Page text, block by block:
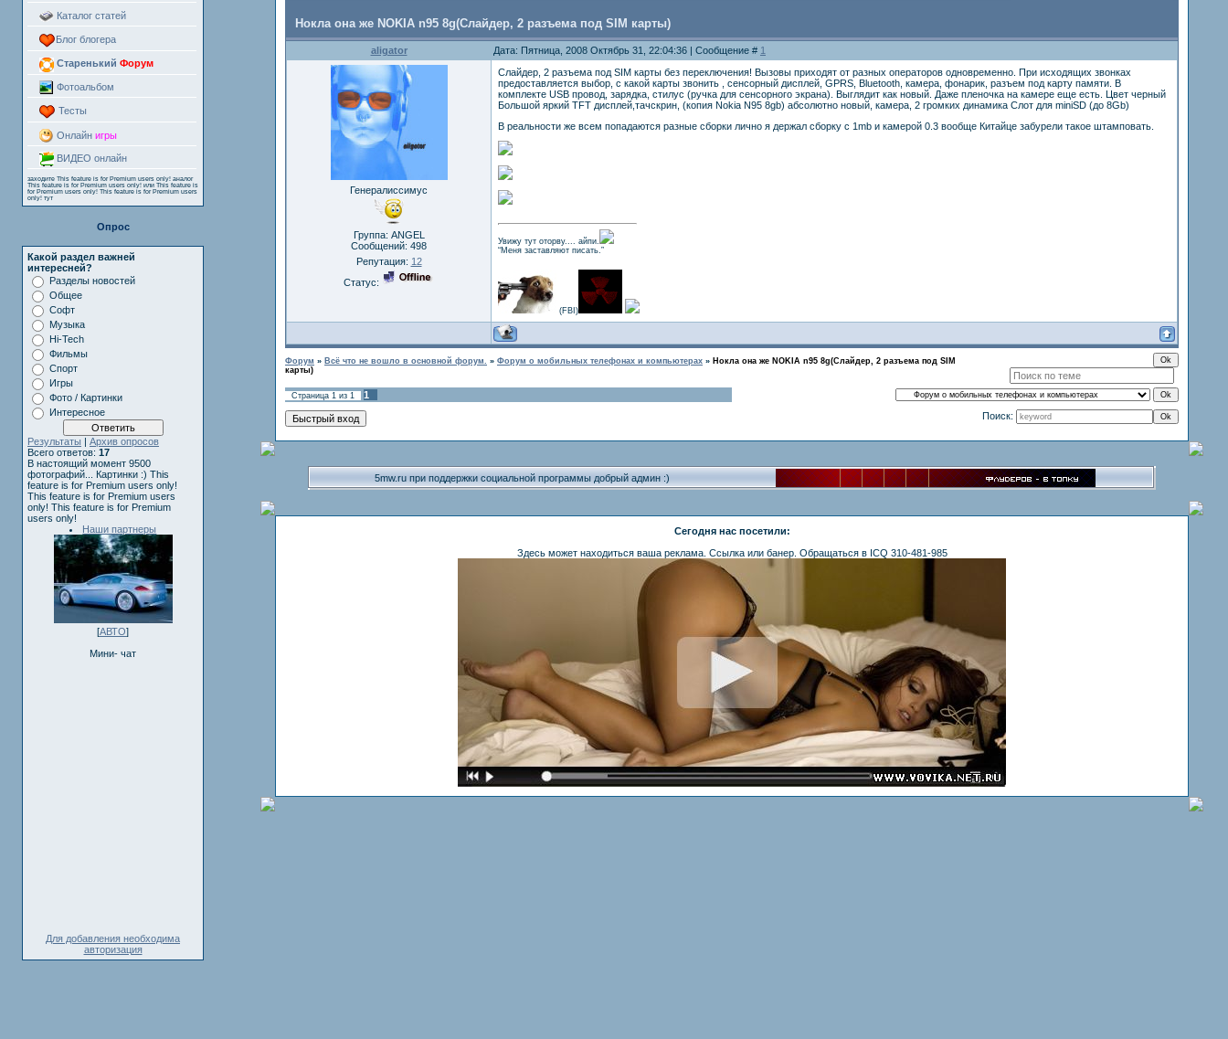
Каталог статей
Блог блогера
Старенький Форум
Фотоальбом
Тесты
Онлайн игры
ВИДЕО онлайн
заходите This feature is for Premium users only! аналог
This feature is for Premium users only! или This feature is
for Premium users only! This feature is for Premium users
only! тут
Опрос
Какой раздел важней
интересней?
Разделы новостей
Общее
Софт
Музыка
Hi-Tech
Фильмы
Спорт
Игры
Фото / Картинки
Интересное
Результаты | Архив опросов
Всего ответов: 17
В настоящий момент 9500
фотографий... Картинки :) This
feature is for Premium users only!
This feature is for Premium users
only! This feature is for Premium
users only!
Наши партнеры
[АВТО]
Мини- чат
Для добавления необходима
авторизация
Нокла она же NOKIA n95 8g(Слайдер, 2 разъема под SIM карты)
aligator Дата: Пятница, 2008 Октябрь 31, 22:04:36 | Сообщение # 1
Генералиссимус
Группа: ANGEL
Сообщений: 498
Репутация: 12
Статус:
Слайдер, 2 разъема под SIM карты без переключения! Вызовы приходят от разных операторов одновременно. При исходящих звонках
предоставляется выбор, с какой карты звонить , сенсорный дисплей, GPRS, Bluetooth, камера, фонарик, разъем под карту памяти. В
комплекте USB провод, зарядка, стилус (ручка для сенсорного экрана). Выглядит как новый. Даже пленочка на камере еще есть. Цвет черный
Большой яркий TFT дисплей,тачскрин, (копия Nokia N95 8gb) абсолютно новый, камера, 2 громких динамика Слот для miniSD (до 8Gb)
В реальности же всем попадаются разные сборки лично я держал сборку с 1mb и камерой 0.3 вообще Китайце забурели такое штамповать.
Увижу тут оторву.... айпи.
“Меня заставляют писать.”
(FBI)
Форум » Всё что не вошло в основной форум. » Форум о мобильных телефонах и компьютерах » Нокла она же NOKIA n95 8g(Слайдер, 2 разъема под SIM
карты)
Страница 1 из 1
1
Поиск:
5mw.ru при поддержки социальной программы добрый админ :)
Сегодня нас посетили:
Здесь может находиться ваша реклама. Ссылка или банер. Обращаться в ICQ 310-481-985